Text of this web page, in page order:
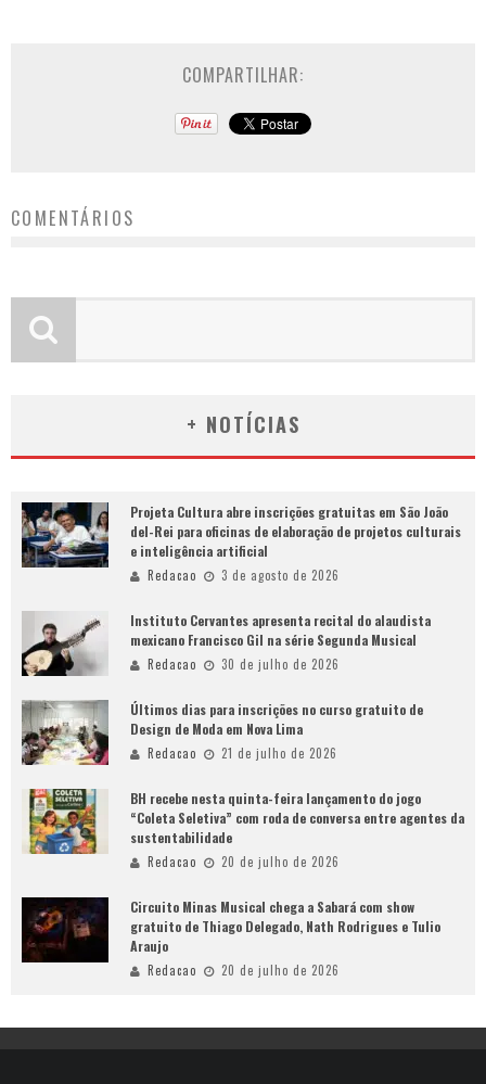
COMPARTILHAR:
COMENTÁRIOS
+ NOTÍCIAS
Projeta Cultura abre inscrições gratuitas em São João
del-Rei para oficinas de elaboração de projetos culturais
e inteligência artificial
Redacao 3 de agosto de 2026
Instituto Cervantes apresenta recital do alaudista
mexicano Francisco Gil na série Segunda Musical
Redacao 30 de julho de 2026
Últimos dias para inscrições no curso gratuito de
Design de Moda em Nova Lima
Redacao 21 de julho de 2026
BH recebe nesta quinta-feira lançamento do jogo
“Coleta Seletiva” com roda de conversa entre agentes da
sustentabilidade
Redacao 20 de julho de 2026
Circuito Minas Musical chega a Sabará com show
gratuito de Thiago Delegado, Nath Rodrigues e Tulio
Araujo
Redacao 20 de julho de 2026